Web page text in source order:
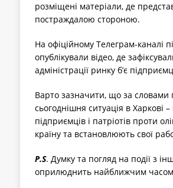
розміщені матеріали, де
постраждалою стороною.
На офіційному Телеграм-каналі
опублікували відео, де
адміністрації ринку б’є
Варто зазначити, що за словами
сьогоднішня ситуація в Харкові
підприємців і патріотів проти
країну та встановлюють свої
P.S. Думку та погляд на події з
оприлюднить найближчим